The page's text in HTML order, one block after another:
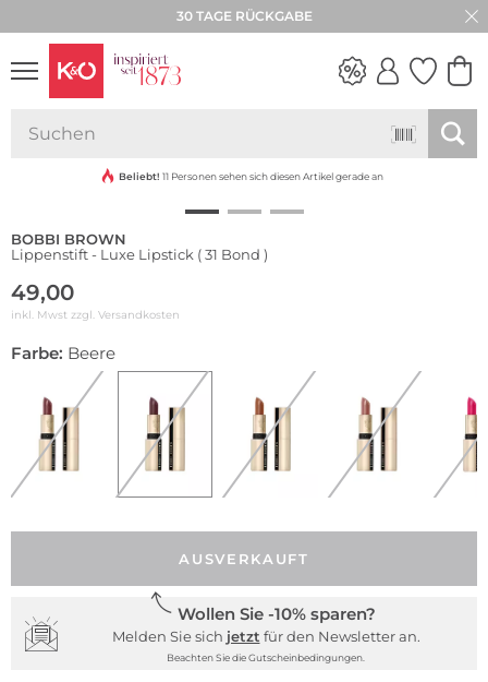
30 TAGE RÜCKGABE
VIBES
Beliebt! 11 Personen sehen sich diesen Artikel gerade an
BOBBI BROWN
Lippenstift - Luxe Lipstick ( 31 Bond )
49,00
inkl. Mwst zzgl. Versandkosten
Farbe: Beere
AUSVERKAUFT
Wollen Sie -10% sparen?
Melden Sie sich jetzt für den Newsletter an.
Beachten Sie die Gutscheinbedingungen.